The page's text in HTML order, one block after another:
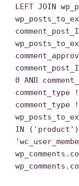
LEFT JOIN
0 AND
comment_type
IN ('product')